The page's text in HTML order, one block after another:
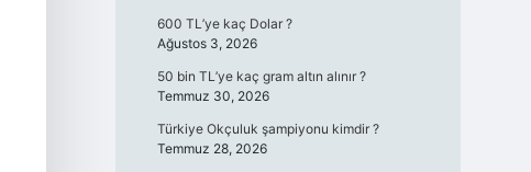
600 TL’ye kaç Dolar ?
Ağustos 3, 2026
50 bin TL’ye kaç gram altın alınır ?
Temmuz 30, 2026
Türkiye Okçuluk şampiyonu kimdir ?
Temmuz 28, 2026